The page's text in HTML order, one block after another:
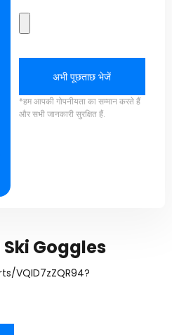
अभी पूछताछ भेजें
*हम आपकी गोपनीयता का सम्मान करते हैं
और सभी जानकारी सुरक्षित हैं.
Goggles
VQID7zZQR94?